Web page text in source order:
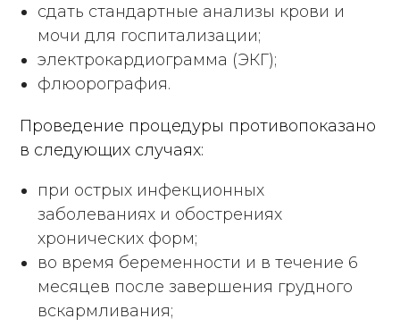
сдать стандартные анализы крови и
мочи для госпитализации;
электрокардиограмма (ЭКГ);
флюорография.
Проведение процедуры противопоказано
в следующих случаях:
при острых инфекционных
заболеваниях и обострениях
хронических форм;
во время беременности и в течение 6
месяцев после завершения грудного
вскармливания;